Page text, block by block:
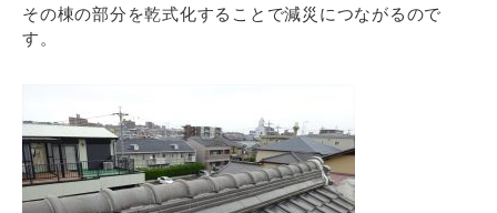
その棟の部分を乾式化することで減災につながるので
す。